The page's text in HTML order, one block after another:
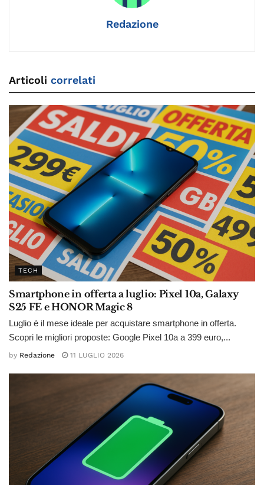
Redazione
Articoli correlati
TECH
Smartphone in offerta a luglio: Pixel 10a, Galaxy
S25 FE e HONOR Magic 8
Luglio è il mese ideale per acquistare smartphone in offerta.
Scopri le migliori proposte: Google Pixel 10a a 399 euro,...
by Redazione 11 LUGLIO 2026